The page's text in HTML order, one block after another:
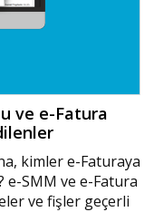
ve e-Fatura
kimler e-Faturaya
e-SMM ve e-Fatura
ve fişler geçerli